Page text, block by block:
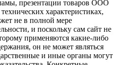
презентации товаров ООО
характеристиках,
не в полной мере
и поскольку сам сайт не
применяются какие-либо
он не может являться
и иные органы могут